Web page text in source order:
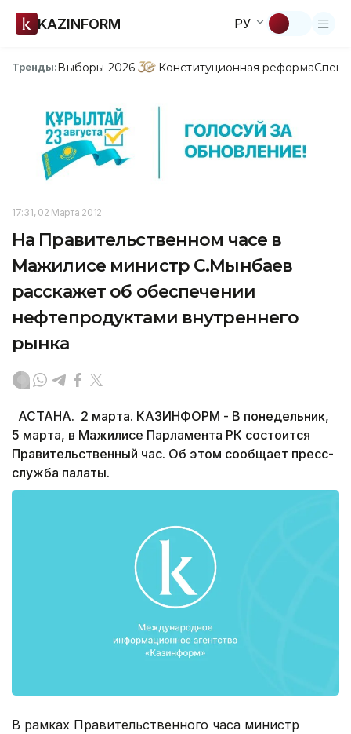
KAZINFORM РУ
Тренды:Выборы-2026 Конституционная реформа
17:31, 02 Марта 2012
На Правительственном часе в
Мажилисе министр С.Мынбаев
расскажет об обеспечении
нефтепродуктами внутреннего
рынка
АСТАНА. 2 марта. КАЗИНФОРМ - В понедельник,
5 марта, в Мажилисе Парламента РК состоится
Правительственный час. Об этом сообщает пресс-
служба палаты.
В рамках Правительственного часа министр